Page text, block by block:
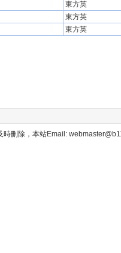
東方英
東方英
東方英
刪除，本站Email: